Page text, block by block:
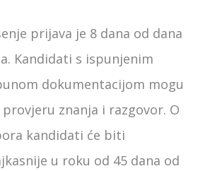
prijava je 8 dana od dana
Kandidati s ispunjenim
dokumentacijom mogu
znanja i razgovor. O
kandidati će biti
u roku od 45 dana od